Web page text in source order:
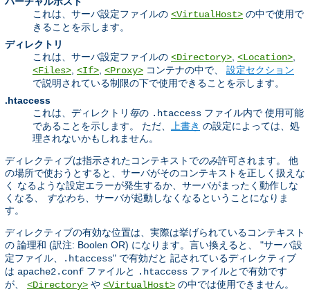
これは、サーバ設定ファイルの <VirtualHost> の中で使用で
きることを示します。
ディレクトリ
これは、サーバ設定ファイルの <Directory> <Location>
<Files> <If> <Proxy> コンテナの中で、 設定セクション
で説明されている制限の下で使用できることを示します。
.htaccess
これは、ディレクトリ 毎の .htaccess ファイル内で 使用可能
であることを示します。 ただ、
上書き の設定によっては、処
理されないかもしれません。
ディレクティブは指示されたコンテキストでのみ許可されます。 他
の場所で使おうとすると、サーバがそのコンテキストを正しく扱えな
く なるような設定エラーが発生するか、サーバがまったく動作しな
くなる、
すなわち 、サーバが起動しなくなるということになりま
す。
ディレクティブの有効な位置は、実際は挙げられているコンテキスト
の 論理和 (訳注: Boolen OR) になります。言い換えると、 "サーバ設
定ファイル、.htaccess" で有効だと 記されているディレクティブ
は apache2.conf ファイルと .htaccess ファイルとで有効です
が、 <Directory> や <VirtualHost> の中では使用できません。